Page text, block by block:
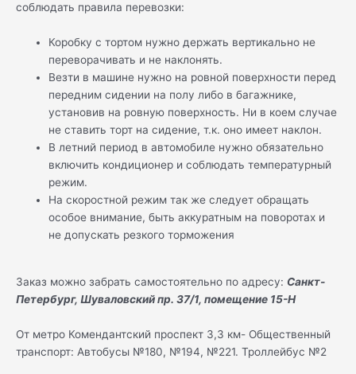
соблюдать правила перевозки:
Коробку с тортом нужно держать вертикально не
переворачивать и не наклонять.
Везти в машине нужно на ровной поверхности перед
передним сидении на полу либо в багажнике,
установив на ровную поверхность. Ни в коем случае
не ставить торт на сидение, т.к. оно имеет наклон.
В летний период в автомобиле нужно обязательно
включить кондиционер и соблюдать температурный
режим.
На скоростной режим так же следует обращать
особое внимание, быть аккуратным на поворотах и
не допускать резкого торможения
Заказ можно забрать самостоятельно по адресу: Санкт-
Петербург, Шуваловский пр. 37/1, помещение 15-Н
От метро Комендантский проспект 3,3 км- Общественный
транспорт: Автобусы №180, №194, №221. Троллейбус №2